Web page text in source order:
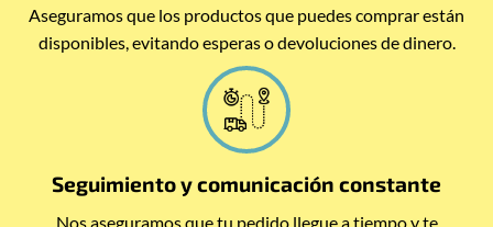
Aseguramos que los productos que puedes comprar están
disponibles, evitando esperas o devoluciones de dinero.
Seguimiento y comunicación constante
Nos aseguramos que tu pedido llegue a tiempo y te